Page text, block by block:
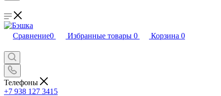
Сравнение0 Избранные товары 0 Корзина 0
Телефоны
+7 938 127 3415